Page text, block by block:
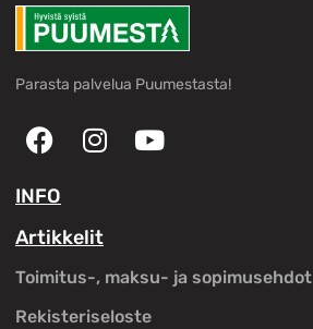
Parasta palvelua Puumestasta!
INFO
Artikkelit
Toimitus-, maksu- ja sopimusehdot
Rekisteriseloste